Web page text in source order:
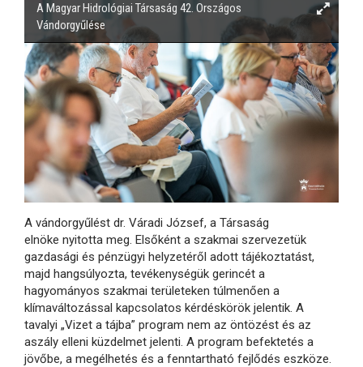
A Magyar Hidrológiai Társaság 42. Országos
Vándorgyűlése
A vándorgyűlést dr. Váradi József, a Társaság
elnöke nyitotta meg. Elsőként a szakmai szervezetük
gazdasági és pénzügyi helyzetéről adott tájékoztatást,
majd hangsúlyozta, tevékenységük gerincét a
hagyományos szakmai területeken túlmenően a
klímaváltozással kapcsolatos kérdéskörök jelentik. A
tavalyi „Vizet a tájba” program nem az öntözést és az
aszály elleni küzdelmet jelenti. A program befektetés a
jövőbe, a megélhetés és a fenntartható fejlődés eszköze.